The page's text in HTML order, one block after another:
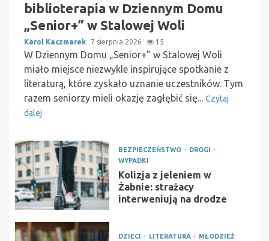
biblioterapia w Dziennym Domu
„Senior+” w Stalowej Woli
Karol Kaczmarek 7 sierpnia 2026 15
W Dziennym Domu „Senior+” w Stalowej Woli
miało miejsce niezwykle inspirujące spotkanie z
literaturą, które zyskało uznanie uczestników. Tym
razem seniorzy mieli okazję zagłębić się... Czytaj
dalej
BEZPIECZEŃSTWO
DROGI
WYPADKI
Kolizja z jeleniem w
Żabnie: strażacy
interweniują na drodze
DZIECI LITERATURA MŁODZIEŻ